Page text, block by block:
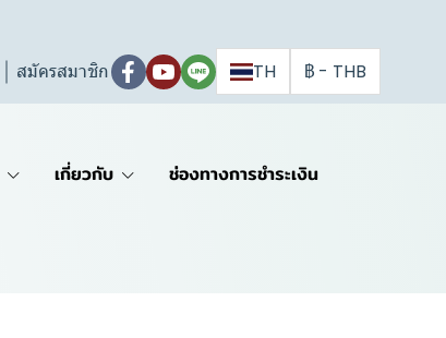
สมัครสมาชิก TH ฿ - THB
เกี่ยวกับ ช่องทางการชำระเงิน